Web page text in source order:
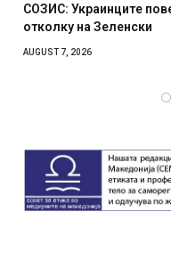
СОЗИС: Украинците
отколку на Зеленски
AUGUST 7, 2026